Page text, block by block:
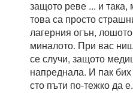
защото реве ... и така,
това са просто
лагерния огън,
миналото. При вас
се случи, защото
напреднала. И пак
сто пъти по-тежко да е.